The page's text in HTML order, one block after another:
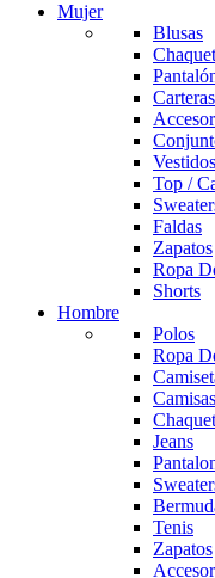
Mujer
Blusas
Top /
Faldas
Zapatos
Ropa
Shorts
Hombre
Polos
Ropa
Camisas
Jeans
Tenis
Zapatos